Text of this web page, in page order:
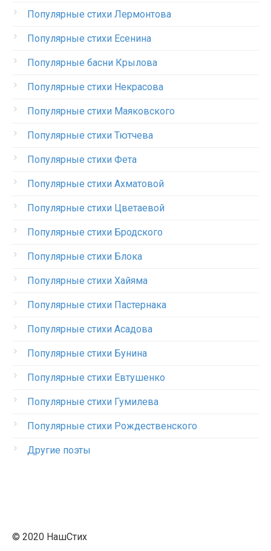
Популярные стихи Лермонтова
Популярные стихи Есенина
Популярные басни Крылова
Популярные стихи Некрасова
Популярные стихи Маяковского
Популярные стихи Тютчева
Популярные стихи Фета
Популярные стихи Ахматовой
Популярные стихи Цветаевой
Популярные стихи Бродского
Популярные стихи Блока
Популярные стихи Хайяма
Популярные стихи Пастернака
Популярные стихи Асадова
Популярные стихи Бунина
Популярные стихи Евтушенко
Популярные стихи Гумилева
Популярные стихи Рождественского
Другие поэты
© 2020 НашСтих